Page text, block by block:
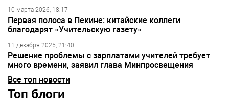
10 марта 2026, 18:17
Первая полоса в Пекине: китайские коллеги
благодарят «Учительскую газету»
11 декабря 2025, 21:40
Решение проблемы с зарплатами учителей требует
много времени, заявил глава Минпросвещения
Все топ новости
Топ блоги